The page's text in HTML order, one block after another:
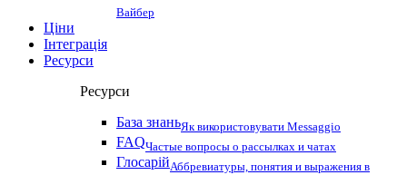
Вайбер
Ціни
Інтеграція
Ресурси
Ресурси
База знаньЯк використовувати Messaggio
FAQЧастые вопросы о рассылках и чатах
ГлосарійАббревиатуры, понятия и выражения в